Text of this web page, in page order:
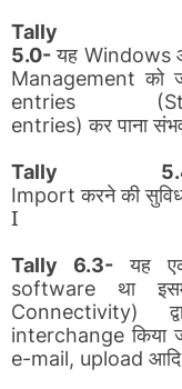
Tally
5.0- यह Windows
Managementको
entries
entries)कर पाना
Tally
Importकरने की
I
Tally 6.3- यह
softwareथा
Connectivity)
interchangeकिया
e-mail, upload आदि